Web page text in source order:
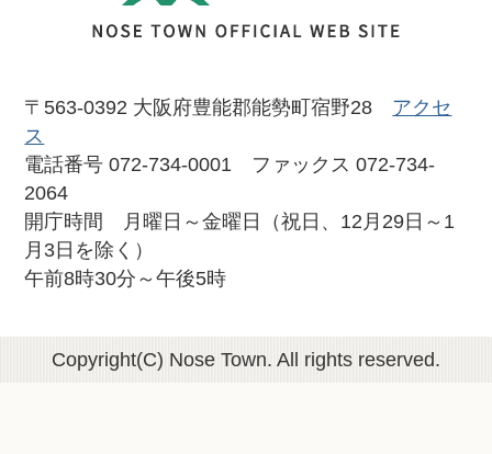
〒563-0392 大阪府豊能郡能勢町宿野28 アクセ
ス
電話番号 072-734-0001 ファックス 072-734-
2064
開庁時間 月曜日～金曜日（祝日、12月29日～1
月3日を除く）
午前8時30分～午後5時
Copyright(C) Nose Town. All rights reserved.